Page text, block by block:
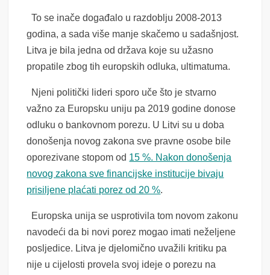
To se inače događalo u razdoblju 2008-2013
godina, a sada više manje skačemo u sadašnjost.
Litva je bila jedna od država koje su užasno
propatile zbog tih europskih odluka, ultimatuma.
Njeni politički lideri sporo uče što je stvarno
važno za Europsku uniju pa 2019 godine donose
odluku o bankovnom porezu. U Litvi su u doba
donošenja novog zakona sve pravne osobe bile
oporezivane stopom od 15 %. Nakon donošenja
novog zakona sve financijske institucije bivaju
prisiljene plaćati porez od 20 %.
Europska unija se usprotivila tom novom zakonu
navodeći da bi novi porez mogao imati neželjene
posljedice. Litva je djelomično uvažili kritiku pa
nije u cijelosti provela svoj ideje o porezu na